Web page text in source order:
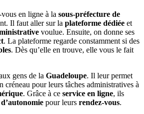
en ligne à la sous-préfecture de
Il faut aller sur la plateforme dédiée et
voulue. Ensuite, on donne ses
. La plateforme regarde constamment si des
. Dès qu’elle en trouve, elle vous le fait
gens de la Guadeloupe. Il leur permet
créneau pour leurs tâches administratives à
. Grâce à ce service en ligne, ils
d’autonomie pour leurs rendez-vous.